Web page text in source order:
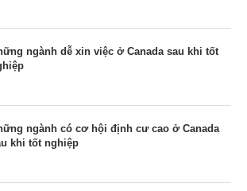
ngành dễ xin việc ở Canada sau khi tốt
ngành có cơ hội định cư cao ở Canada
khi tốt nghiệp